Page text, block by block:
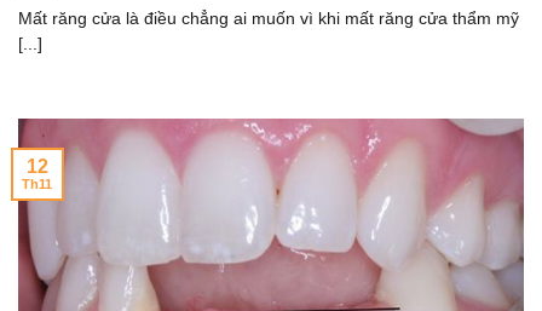
Mất răng cửa là điều chẳng ai muốn vì khi mất răng cửa thẩm mỹ
[...]
12
Th11